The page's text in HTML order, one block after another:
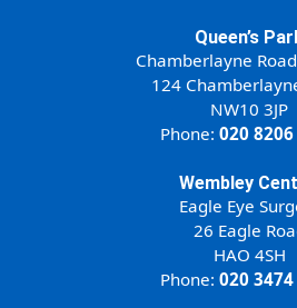
Queen’s
Chamberlayne
124
NW10 3JP
Phone: 020 8206
Wembley
Eagle Eye
26 Eagle
HAO 4SH
Phone: 020